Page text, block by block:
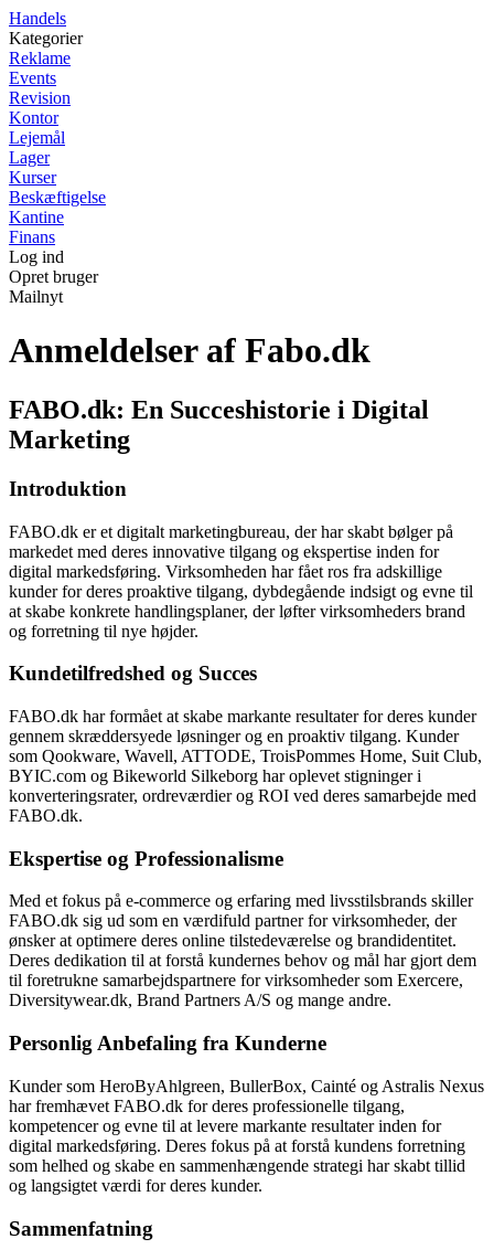
Handels
Kategorier
Reklame
Events
Revision
Kontor
Lejemål
Lager
Kurser
Beskæftigelse
Kantine
Finans
Log ind
Opret bruger
Mailnyt
Anmeldelser af Fabo.dk
FABO.dk: En Succeshistorie i Digital
Marketing
Introduktion
FABO.dk er et digitalt marketingbureau, der har skabt bølger på
markedet med deres innovative tilgang og ekspertise inden for
digital markedsføring. Virksomheden har fået ros fra adskillige
kunder for deres proaktive tilgang, dybdegående indsigt og evne til
at skabe konkrete handlingsplaner, der løfter virksomheders brand
og forretning til nye højder.
Kundetilfredshed og Succes
FABO.dk har formået at skabe markante resultater for deres kunder
gennem skræddersyede løsninger og en proaktiv tilgang. Kunder
som Qookware, Wavell, ATTODE, TroisPommes Home, Suit Club,
BYIC.com og Bikeworld Silkeborg har oplevet stigninger i
konverteringsrater, ordreværdier og ROI ved deres samarbejde med
FABO.dk.
Ekspertise og Professionalisme
Med et fokus på e-commerce og erfaring med livsstilsbrands skiller
FABO.dk sig ud som en værdifuld partner for virksomheder, der
ønsker at optimere deres online tilstedeværelse og brandidentitet.
Deres dedikation til at forstå kundernes behov og mål har gjort dem
til foretrukne samarbejdspartnere for virksomheder som Exercere,
Diversitywear.dk, Brand Partners A/S og mange andre.
Personlig Anbefaling fra Kunderne
Kunder som HeroByAhlgreen, BullerBox, Cainté og Astralis Nexus
har fremhævet FABO.dk for deres professionelle tilgang,
kompetencer og evne til at levere markante resultater inden for
digital markedsføring. Deres fokus på at forstå kundens forretning
som helhed og skabe en sammenhængende strategi har skabt tillid
og langsigtet værdi for deres kunder.
Sammenfatning